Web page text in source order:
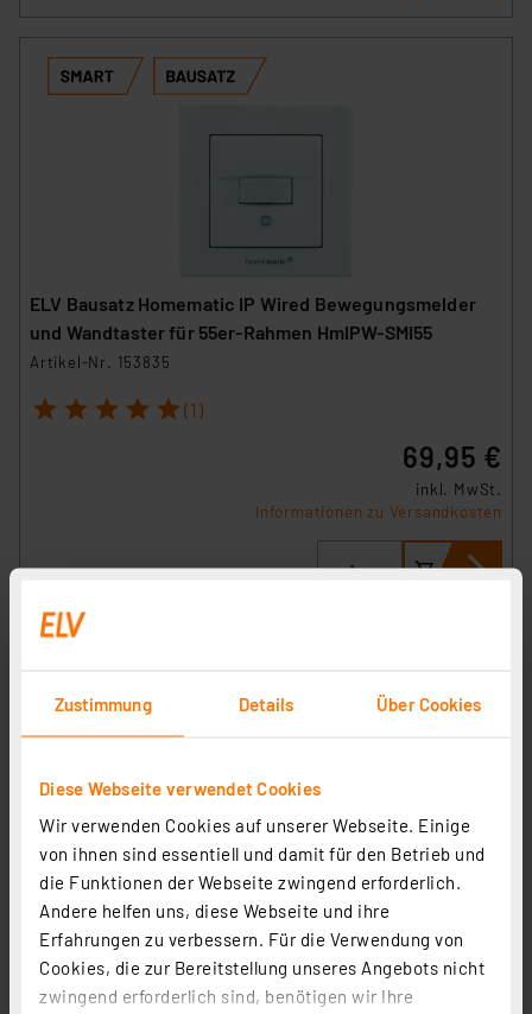
Zustimmung Details Über Cookies
Diese Webseite verwendet Cookies
Wir verwenden Cookies auf unserer Webseite. Einige
von ihnen sind essentiell und damit für den Betrieb und
die Funktionen der Webseite zwingend erforderlich.
Andere helfen uns, diese Webseite und ihre
Erfahrungen zu verbessern. Für die Verwendung von
Cookies, die zur Bereitstellung unseres Angebots nicht
zwingend erforderlich sind, benötigen wir Ihre
ELV Bausatz Homematic IP Wired Bewegungsmelder
und Wandtaster für 55er-Rahmen HmIPW-SMI55
Artikel-Nr. 153835
1 2 3 4 5 (1)
69,95 €
inkl. MwSt.
Informationen zu Versandkosten
ELV Bausatz Homematic IP Wired 2-Kanal-Wandtaster
für Markenschalter HmIPW-BRC2
Artikel-Nr. 154285
2 3 4 5